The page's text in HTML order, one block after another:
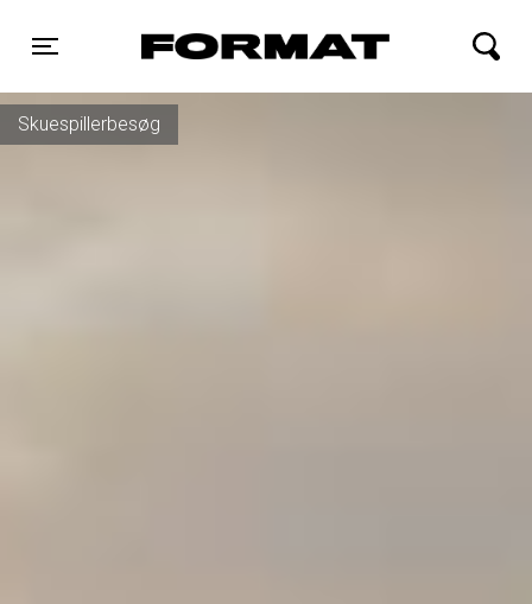
Toggle navigation
FORMAT Biograf
Skuespillerbesøg